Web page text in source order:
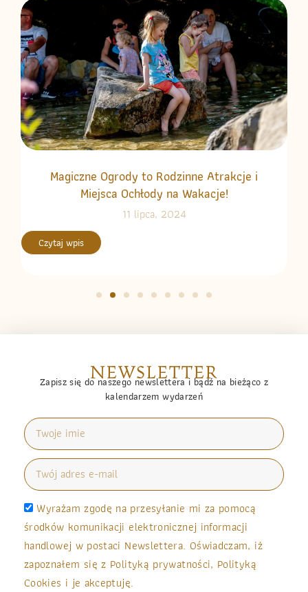
Magiczne Ogrody to Rodzinne Atrakcje i
Miejsca Ochłody na Wakacje!
11 lipca, 2024
Czytaj wpis
NEWSLETTER
Zapisz się do naszego newslettera i bądź na bieżąco z
kalendarzem wydarzeń
Wyrażam zgodę na przesyłanie mi za pomocą
środków komunikacji elektronicznej informacji
handlowej w postaci Newslettera. Oświadczam, iż
zapoznałem się z Polityką prywatności, Polityką
Cookies i je akceptuję.